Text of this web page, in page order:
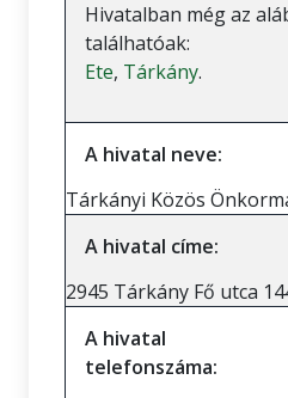
Hivatalban még az
találhatóak:
Ete, Tárkány.
A hivatal neve:
Tárkányi Közös
A hivatal címe:
2945 Tárkány Fő utca
A hivatal
telefonszáma: